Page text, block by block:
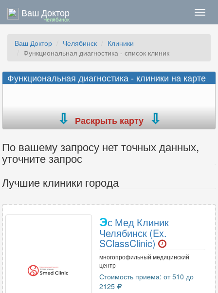
Ваш Доктор
Челябинск
Ваш Доктор Челябинск
Клиники
Функциональная диагностика - список клиник
Функциональная диагностика - клиники на карте
Раскрыть карту
По вашему запросу нет точных данных,
уточните запрос
Лучшие клиники города
Эс Мед Клиник
Челябинск (Ex.
SClassClinic)
многопрофильный медицинский
центр
Стоимость приема: от 510 до
2125